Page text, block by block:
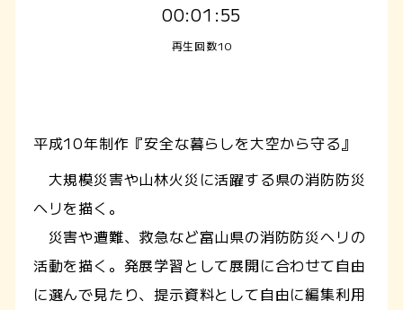
00:01:55
再生回数10
平成10年制作『安全な暮らしを大空から守る』
大規模災害や山林火災に活躍する県の消防防災
ヘリを描く。
災害や遭難、救急など富山県の消防防災ヘリの
活動を描く。発展学習として展開に合わせて自由
に選んで見たり、提示資料として自由に編集利用